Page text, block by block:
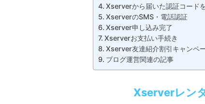
Xserverから届いた認証コード
XserverのSMS・電話認証
Xserver申し込み完了
Xserverお支払い手続き
Xserver友達紹介割引キャンペ
ブログ運営関連の記事
Xserverレン